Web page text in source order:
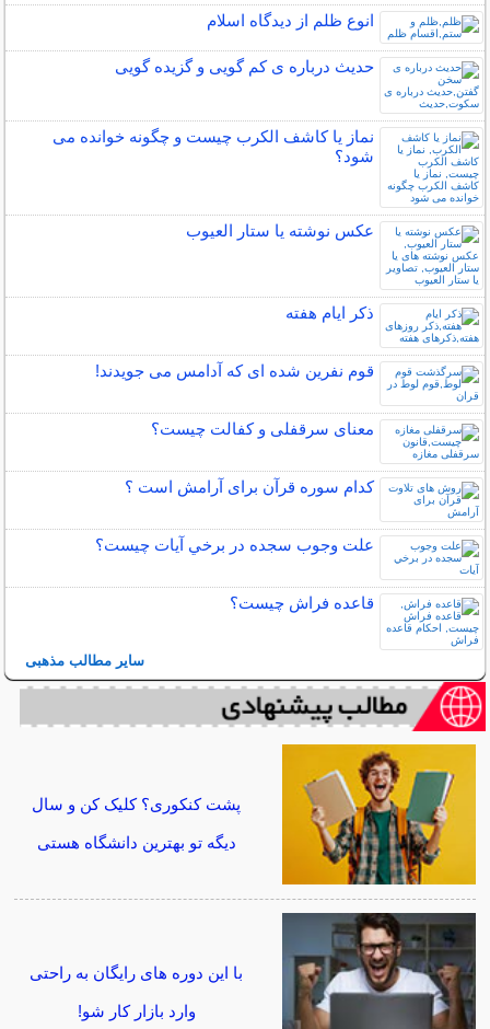
انوع ظلم از دیدگاه اسلام
حدیث درباره ی کم گویی و گزیده گویی
نماز یا کاشف الکرب چیست و چگونه خوانده می
شود؟
عکس نوشته یا ستار العیوب
ذکر ایام هفته
قوم نفرین شده ای که آدامس می جویدند!
معنای سرقفلی و کفالت چیست؟
کدام سوره قرآن برای آرامش است ؟
علت وجوب سجده در برخي آيات چيست؟
قاعده فراش چیست؟
سایر مطالب مذهبی
پشت کنکوری؟ کلیک کن و سال
دیگه تو بهترین دانشگاه هستی
با این دوره های رایگان به راحتی
وارد بازار کار شو!